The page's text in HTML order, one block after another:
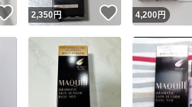
いいね！
2,350円 いいね！
4,200円